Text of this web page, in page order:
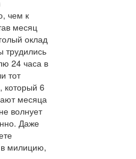
чем к
месяц
оклад
трудились
24 часа в
тот
который 6
месяца
волнует
Даже
в милицию,